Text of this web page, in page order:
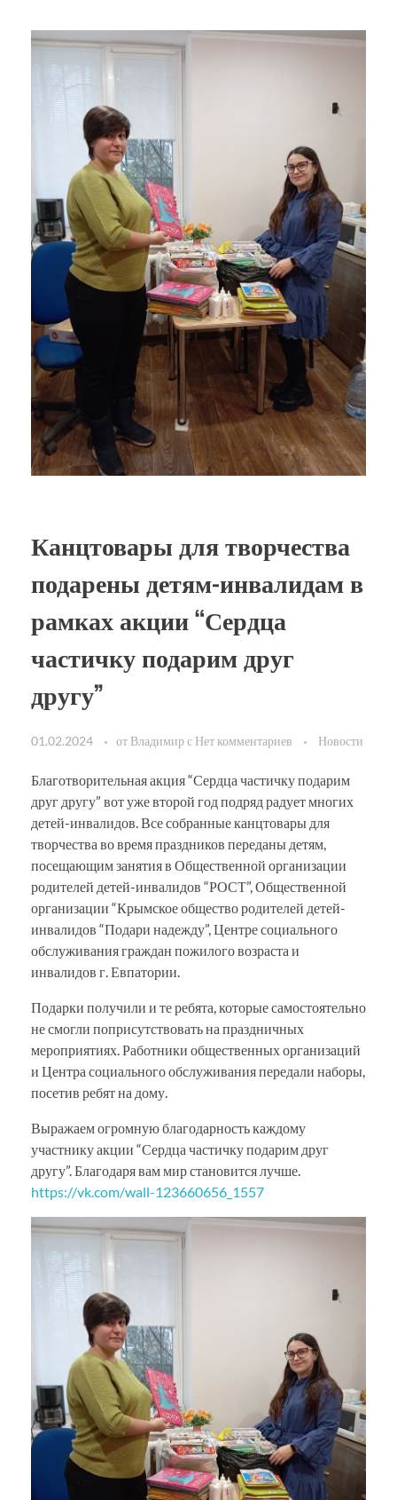
Канцтовары для творчества
подарены детям-инвалидам в
рамках акции “Сердца
частичку подарим друг
другу”
01.02.2024 от Владимирс Нет комментариев Новости
Благотворительная акция “Сердца частичку подарим
друг другу” вот уже второй год подряд радует многих
детей-инвалидов. Все собранные канцтовары для
творчества во время праздников переданы детям,
посещающим занятия в Общественной организации
родителей детей-инвалидов “РОСТ”, Общественной
организации “Крымское общество родителей детей-
инвалидов “Подари надежду”, Центре социального
обслуживания граждан пожилого возраста и
инвалидов г. Евпатории.
Подарки получили и те ребята, которые самостоятельно
не смогли поприсутствовать на праздничных
мероприятиях. Работники общественных организаций
и Центра социального обслуживания передали наборы,
посетив ребят на дому.
Выражаем огромную благодарность каждому
участнику акции “Сердца частичку подарим друг
другу”. Благодаря вам мир становится лучше.
https://vk.com/wall-123660656_1557